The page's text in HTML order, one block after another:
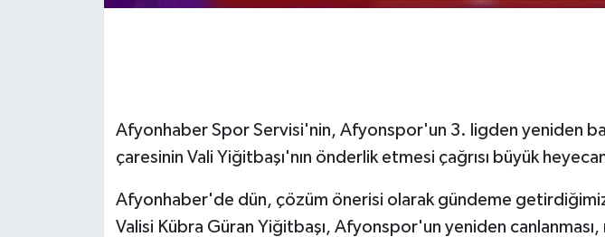
Afyonhaber Spor Servisi'nin, Afyonspor'un 3. ligden yeniden
çaresinin Vali Yiğitbaşı'nın önderlik etmesi çağrısı büyük
Afyonhaber'de dün, çözüm önerisi olarak gündeme
Valisi Kübra Güran Yiğitbaşı, Afyonspor'un yeniden canlanması,